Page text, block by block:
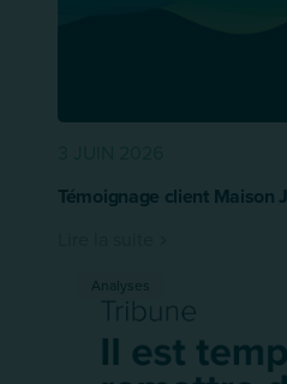
Témoignage client Maison
Analyses